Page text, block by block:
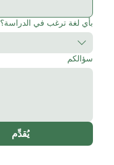
بأي لغة ترغب في الدراسة؟
سؤالكم
يُقدِّم